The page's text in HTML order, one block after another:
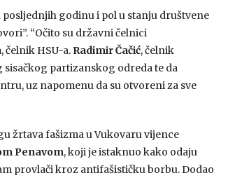
godinu i pol u stanju društvene
“Očito su državni čelnici
, čelnik HSU-a. Radimir Čačić, čelnik
partizanskog odreda te da
uz napomenu da su otvoreni za sve
žrtava fašizma u Vukovaru vijence
Penavom, koji je istaknuo kako odaju
provlači kroz antifašističku borbu. Dodao